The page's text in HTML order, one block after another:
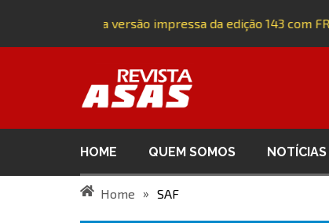
Adquira a versão impressa da edição 143 com
HOME QUEM SOMOS NOTÍCIAS
Home » SAF